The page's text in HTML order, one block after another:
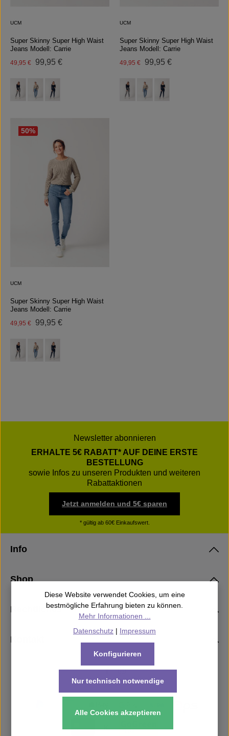
UCM
Super Skinny Super High Waist
Jeans Modell: Carrie
Verkaufspreis:
49,95 € Regulärer Preis:
99,95 €
Farbe auswählen
UCM
Super Skinny Super High Waist
Jeans Modell: Carrie
Verkaufspreis:
49,95 € Regulärer Preis:
99,95 €
Farbe auswählen
50%
UCM
Super Skinny Super High Waist
Jeans Modell: Carrie
Verkaufspreis:
49,95 € Regulärer Preis:
99,95 €
Farbe auswählen
Newsletter abonnieren
ERHALTE 5€ RABATT* AUF DEINE ERSTE
BESTELLUNG
sowie Infos zu unseren Produkten und weiteren
Rabattaktionen
Jetzt anmelden und 5€ sparen
* gültig ab 60€ Einkaufswert.
Info
Shop
Rechtliches
Kontakt
Diese Website verwendet Cookies, um eine
bestmögliche Erfahrung bieten zu können.
Mehr Informationen ...
Datenschutz | Impressum
Nur technisch notwendige
Konfigurieren
Alle Cookies akzeptieren